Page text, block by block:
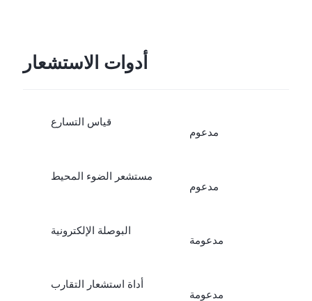
أدوات الاستشعار
قياس التسارع
مدعوم
مستشعر الضوء المحيط
مدعوم
البوصلة الإلكترونية
مدعومة
أداة استشعار التقارب
مدعومة